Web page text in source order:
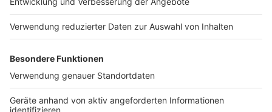
Presse
Werben
Archiv
ANTENNE BAYERN GROUP
Stiftung ANTENNE BAYERN
Verkehrs-Hotline